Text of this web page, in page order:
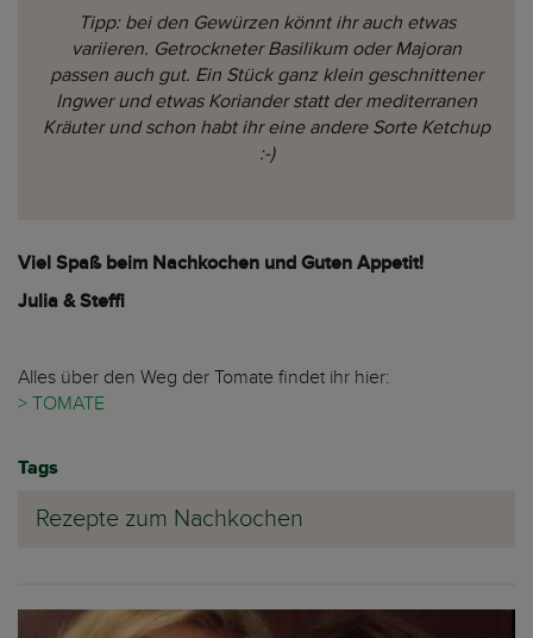
Tipp: bei den Gewürzen könnt ihr auch etwas
variieren. Getrockneter Basilikum oder Majoran
passen auch gut. Ein Stück ganz klein geschnittener
Ingwer und etwas Koriander statt der mediterranen
Kräuter und schon habt ihr eine andere Sorte Ketchup
:-)
Viel Spaß beim Nachkochen und Guten Appetit!
Julia & Steffi
Alles über den Weg der Tomate findet ihr hier:
> TOMATE
Tags
Rezepte zum Nachkochen